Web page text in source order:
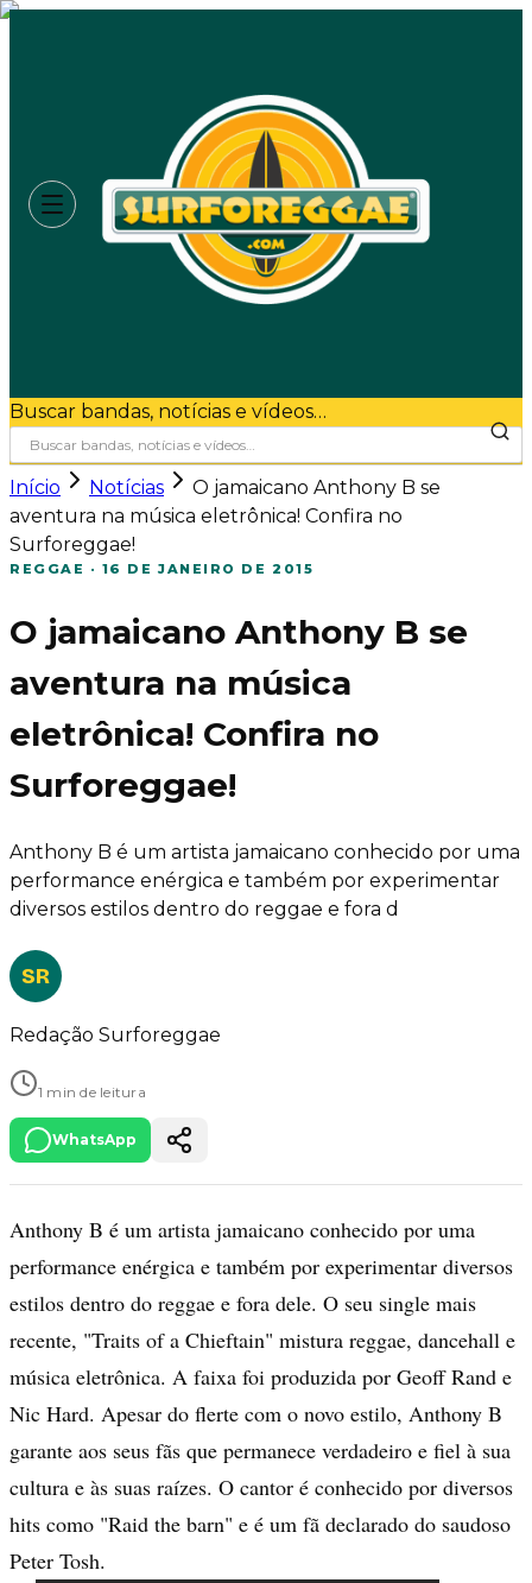
Buscar bandas, notícias e vídeos…
Início Notícias
O jamaicano Anthony B se
aventura na música eletrônica! Confira no
Surforeggae!
REGGAE · 16 DE JANEIRO DE 2015
O jamaicano Anthony B se
aventura na música
eletrônica! Confira no
Surforeggae!
Anthony B é um artista jamaicano conhecido por uma
performance enérgica e também por experimentar
diversos estilos dentro do reggae e fora d
SR
Redação Surforeggae
1 min de leitura
WhatsApp
Anthony B é um artista jamaicano conhecido por uma
performance enérgica e também por experimentar diversos
estilos dentro do reggae e fora dele. O seu single mais
recente, "Traits of a Chieftain" mistura reggae, dancehall e
música eletrônica. A faixa foi produzida por Geoff Rand e
Nic Hard. Apesar do flerte com o novo estilo, Anthony B
garante aos seus fãs que permanece verdadeiro e fiel à sua
cultura e às suas raízes. O cantor é conhecido por diversos
hits como "Raid the barn" e é um fã declarado do saudoso
Peter Tosh.